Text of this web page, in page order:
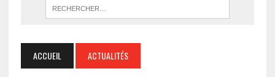
ACCUEIL ACTUALITÉS